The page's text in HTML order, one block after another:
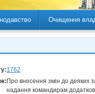
Очищення
1762
Про внесення змін до деяких
надання командирам